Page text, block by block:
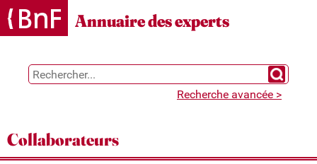
Gestion des cookies
Annuaire des experts
Chercher
Recherche avancée >
Collaborateurs